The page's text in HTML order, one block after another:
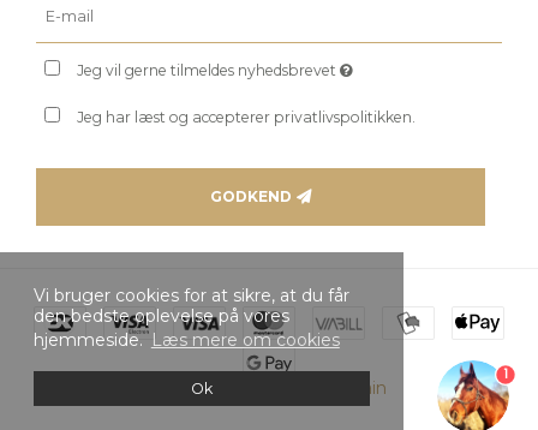
Vi bruger cookies for at sikre, at du får
den bedste oplevelse på vores
hjemmeside. Læs mere om cookies
Ok
Jeg vil gerne tilmeldes nyhedsbrevet
Jeg har læst og accepterer privatlivspolitikken.
GODKEND
Skabt med ♥ af DanDomain
1